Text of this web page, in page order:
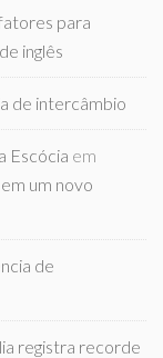
para
inglês
de intercâmbio
Escócia em
um novo
de
registra recorde